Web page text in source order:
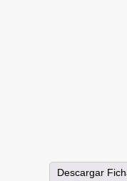
Descargar